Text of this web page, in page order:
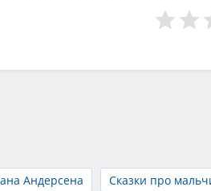
Андерсена
Сказки про